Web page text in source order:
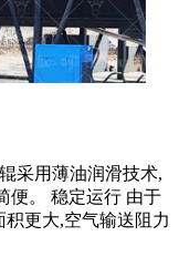
采用薄油润滑技术,
便。 稳定运行 由于
更大,空气输送阻力